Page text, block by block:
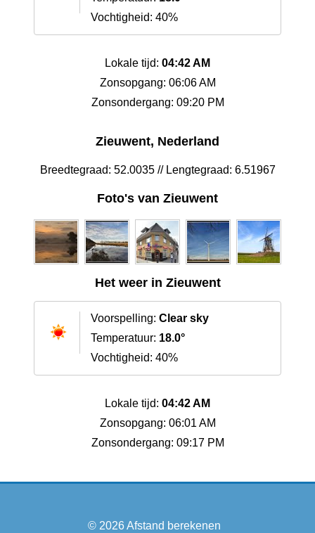
Vochtigheid: 40%
Lokale tijd: 04:42 AM
Zonsopgang: 06:06 AM
Zonsondergang: 09:20 PM
Zieuwent, Nederland
Breedtegraad: 52.0035 // Lengtegraad: 6.51967
Foto's van Zieuwent
Het weer in Zieuwent
Voorspelling: Clear sky
Temperatuur: 18.0°
Vochtigheid: 40%
Lokale tijd: 04:42 AM
Zonsopgang: 06:01 AM
Zonsondergang: 09:17 PM
© 2026Afstand berekenen